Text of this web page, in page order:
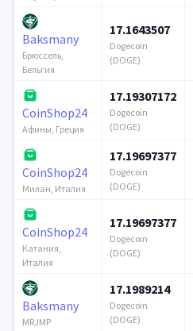
Baksmany
Брюссель,
Бельгия
17.1643507
Dogecoin
(DOGE)
CoinShop24
Афины, Греция
17.19307172
Dogecoin
(DOGE)
CoinShop24
Милан, Италия
17.19697377
Dogecoin
(DOGE)
CoinShop24
Катания,
Италия
17.19697377
Dogecoin
(DOGE)
Baksmany
MRJMP
17.1989214
Dogecoin
(DOGE)